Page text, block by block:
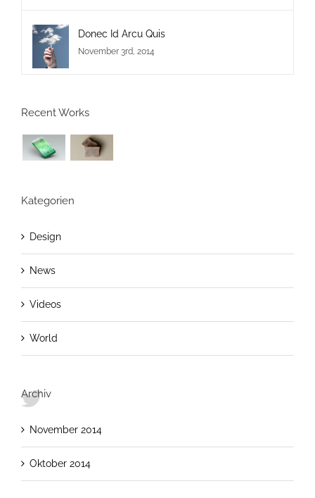
Donec Id Arcu Quis
November 3rd, 2014
Recent Works
Kategorien
Design
News
Videos
World
Archiv
November 2014
Oktober 2014